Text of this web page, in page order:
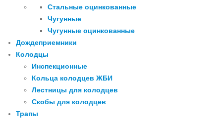
Стальные оцинкованные
Чугунные
Чугунные оцинкованные
Дождеприемники
Колодцы
Инспекционные
Кольца колодцев ЖБИ
Лестницы для колодцев
Скобы для колодцев
Трапы